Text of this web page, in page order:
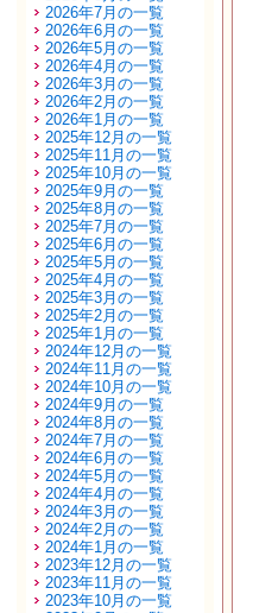
2026年7月の一覧
2026年6月の一覧
2026年5月の一覧
2026年4月の一覧
2026年3月の一覧
2026年2月の一覧
2026年1月の一覧
2025年12月の一覧
2025年11月の一覧
2025年10月の一覧
2025年9月の一覧
2025年8月の一覧
2025年7月の一覧
2025年6月の一覧
2025年5月の一覧
2025年4月の一覧
2025年3月の一覧
2025年2月の一覧
2025年1月の一覧
2024年12月の一覧
2024年11月の一覧
2024年10月の一覧
2024年9月の一覧
2024年8月の一覧
2024年7月の一覧
2024年6月の一覧
2024年5月の一覧
2024年4月の一覧
2024年3月の一覧
2024年2月の一覧
2024年1月の一覧
2023年12月の一覧
2023年11月の一覧
2023年10月の一覧